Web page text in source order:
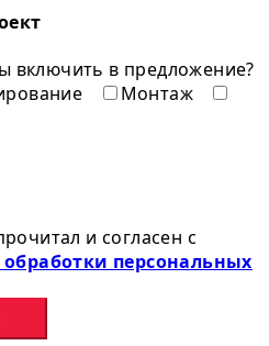
включить в предложение?
Монтаж
и согласен с
персональных